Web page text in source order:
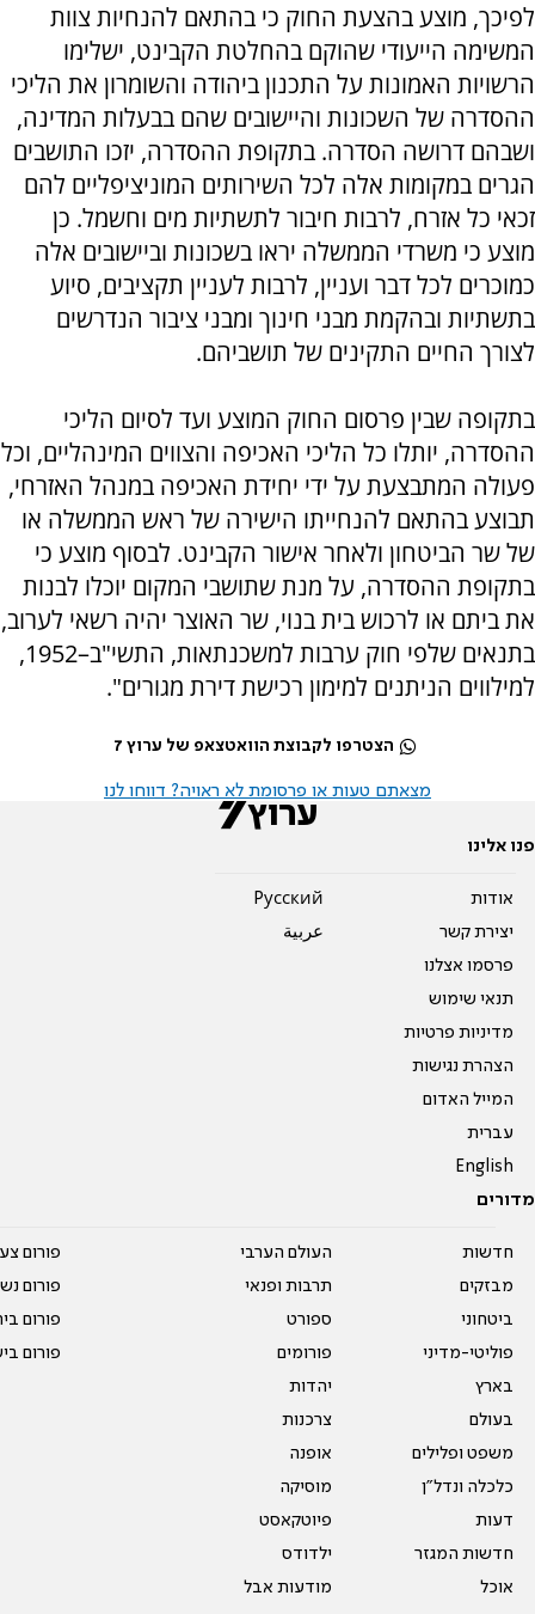
לפיכך, מוצע בהצעת החוק כי בהתאם להנחיות צוות
המשימה הייעודי שהוקם בהחלטת הקבינט, ישלימו
הרשויות האמונות על התכנון ביהודה והשומרון את הליכי
ההסדרה של השכונות והיישובים שהם בבעלות המדינה,
ושבהם דרושה הסדרה. בתקופת ההסדרה, יזכו התושבים
הגרים במקומות אלה לכל השירותים המוניציפליים להם
זכאי כל אזרח, לרבות חיבור לתשתיות מים וחשמל. כן
מוצע כי משרדי הממשלה יראו בשכונות וביישובים אלה
כמוכרים לכל דבר ועניין, לרבות לעניין תקציבים, סיוע
בתשתיות ובהקמת מבני חינוך ומבני ציבור הנדרשים
לצורך החיים התקינים של תושביהם.
בתקופה שבין פרסום החוק המוצע ועד לסיום הליכי
ההסדרה, יותלו כל הליכי האכיפה והצווים המינהליים, וכל
פעולה המתבצעת על ידי יחידת האכיפה במנהל האזרחי,
תבוצע בהתאם להנחייתו הישירה של ראש הממשלה או
של שר הביטחון ולאחר אישור הקבינט. לבסוף מוצע כי
בתקופת ההסדרה, על מנת שתושבי המקום יוכלו לבנות
את ביתם או לרכוש בית בנוי, שר האוצר יהיה רשאי לערוב,
בתנאים שלפי חוק ערבות למשכנתאות, התשי"ב–1952,
למילווים הניתנים למימון רכישת דירת מגורים".
הצטרפו לקבוצת הוואטצאפ של ערוץ 7
מצאתם טעות או פרסומת לא ראויה? דווחו לנו
פנו אלינו
אודות
יצירת קשר
פרסמו אצלנו
תנאי שימוש
מדיניות פרטיות
הצהרת נגישות
המייל האדום
עברית
English
Pусский
عربية
מדורים
חדשות
מבזקים
ביטחוני
פוליטי-מדיני
בארץ
בעולם
משפט ופלילים
כלכלה ונדל"ן
דעות
חדשות המגזר
אוכל
העולם הערבי
תרבות ופנאי
ספורט
פורומים
יהדות
צרכנות
אופנה
מוסיקה
פיוטקאסט
ילדודס
מודעות אבל
פורום
פורום
פורום
פורום